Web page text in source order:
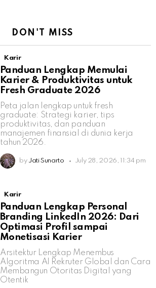
DON'T MISS
Karir
Panduan Lengkap Memulai
Karier & Produktivitas untuk
Fresh Graduate 2026
Peta jalan lengkap untuk fresh
graduate: Strategi karier, tips
produktivitas, dan panduan
manajemen finansial di dunia kerja
tahun 2026.
by Jati Sunarto July 28, 2026, 11:34 pm
Karir
Panduan Lengkap Personal
Branding LinkedIn 2026: Dari
Optimasi Profil sampai
Monetisasi Karier
Arsitektur Lengkap Menembus
Algoritma AI Rekruter Global dan Cara
Membangun Otoritas Digital yang
Otentik